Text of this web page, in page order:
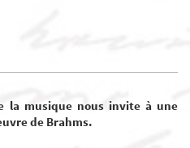
la musique nous invite à une
de Brahms.